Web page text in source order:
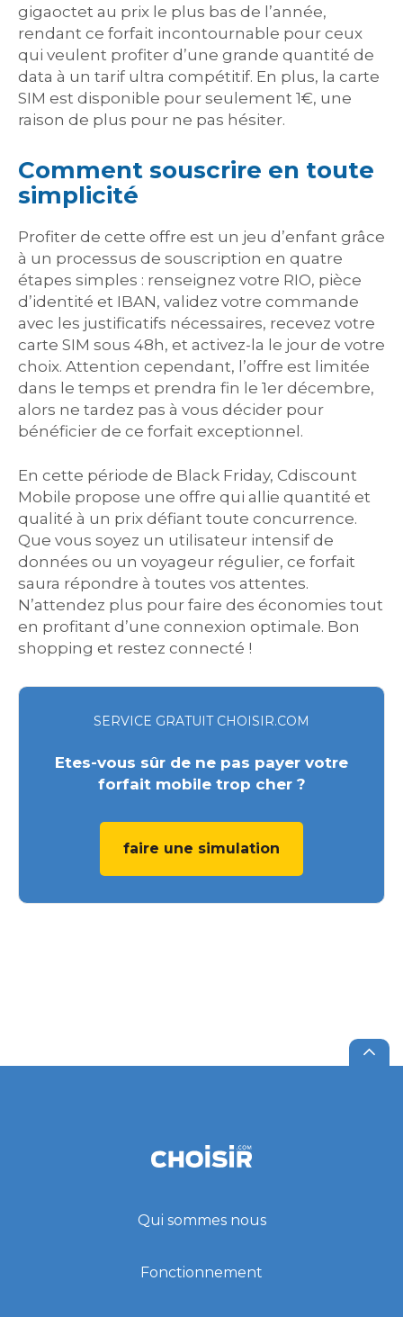
gigaoctet au prix le plus bas de l’année,
rendant ce forfait incontournable pour ceux
qui veulent profiter d’une grande quantité de
data à un tarif ultra compétitif. En plus, la carte
SIM est disponible pour seulement 1€, une
raison de plus pour ne pas hésiter.
Comment souscrire en toute
simplicité
Profiter de cette offre est un jeu d’enfant grâce
à un processus de souscription en quatre
étapes simples : renseignez votre RIO, pièce
d’identité et IBAN, validez votre commande
avec les justificatifs nécessaires, recevez votre
carte SIM sous 48h, et activez-la le jour de votre
choix. Attention cependant, l’offre est limitée
dans le temps et prendra fin le 1er décembre,
alors ne tardez pas à vous décider pour
bénéficier de ce forfait exceptionnel.
En cette période de Black Friday, Cdiscount
Mobile propose une offre qui allie quantité et
qualité à un prix défiant toute concurrence.
Que vous soyez un utilisateur intensif de
données ou un voyageur régulier, ce forfait
saura répondre à toutes vos attentes.
N’attendez plus pour faire des économies tout
en profitant d’une connexion optimale. Bon
shopping et restez connecté !
SERVICE GRATUIT CHOISIR.COM
Etes-vous sûr de ne pas payer votre
forfait mobile trop cher ?
faire une simulation
Qui sommes nous
Fonctionnement